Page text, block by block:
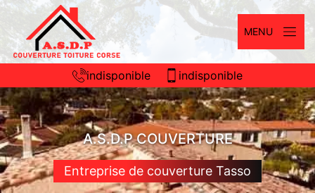
MENU
indisponible indisponible
A.S.D.P COUVERTURE
Entreprise de couverture Tasso